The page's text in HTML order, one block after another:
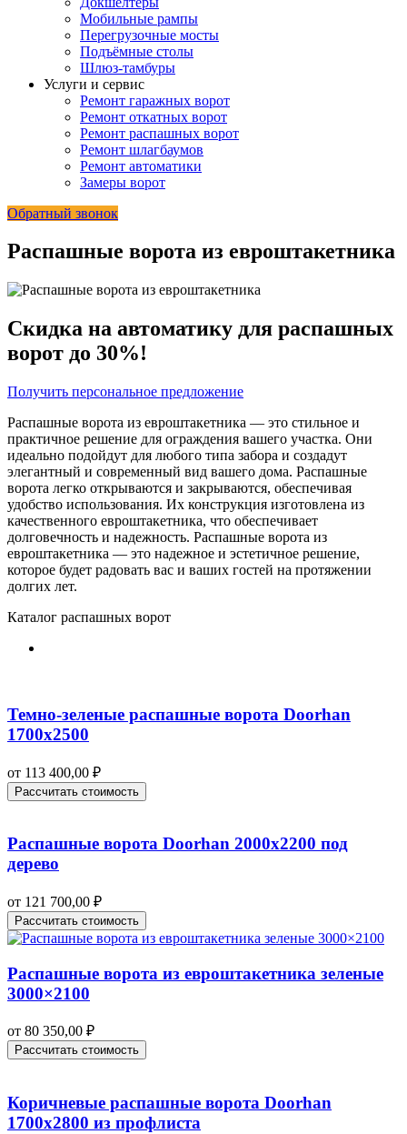
Мобильные рампы
Перегрузочные мосты
Подъёмные столы
Шлюз-тамбуры
Услуги и сервис
Ремонт гаражных ворот
Ремонт откатных ворот
Ремонт распашных ворот
Ремонт шлагбаумов
Ремонт автоматики
Замеры ворот
Обратный звонок
Распашные ворота из евроштакетника
Скидка на автоматику для распашных
ворот до 30%!
Получить персональное предложение
Распашные ворота из евроштакетника — это стильное и
практичное решение для ограждения вашего участка. Они
идеально подойдут для любого типа забора и создадут
элегантный и современный вид вашего дома. Распашные
ворота легко открываются и закрываются, обеспечивая
удобство использования. Их конструкция изготовлена из
качественного евроштакетника, что обеспечивает
долговечность и надежность. Распашные ворота из
евроштакетника — это надежное и эстетичное решение,
которое будет радовать вас и ваших гостей на протяжении
долгих лет.
Каталог распашных ворот
Темно-зеленые распашные ворота Doorhan
1700х2500
от 113 400,00 ₽
Рассчитать стоимость
Распашные ворота Doorhan 2000х2200 под
дерево
от 121 700,00 ₽
Рассчитать стоимость
Распашные ворота из евроштакетника зеленые
3000×2100
от 80 350,00 ₽
Рассчитать стоимость
Коричневые распашные ворота Doorhan
1700х2800 из профлиста